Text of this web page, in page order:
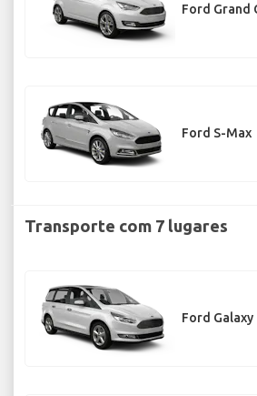
Ford Grand
Ford S-Max
Transporte com 7 lugares
Ford Galaxy